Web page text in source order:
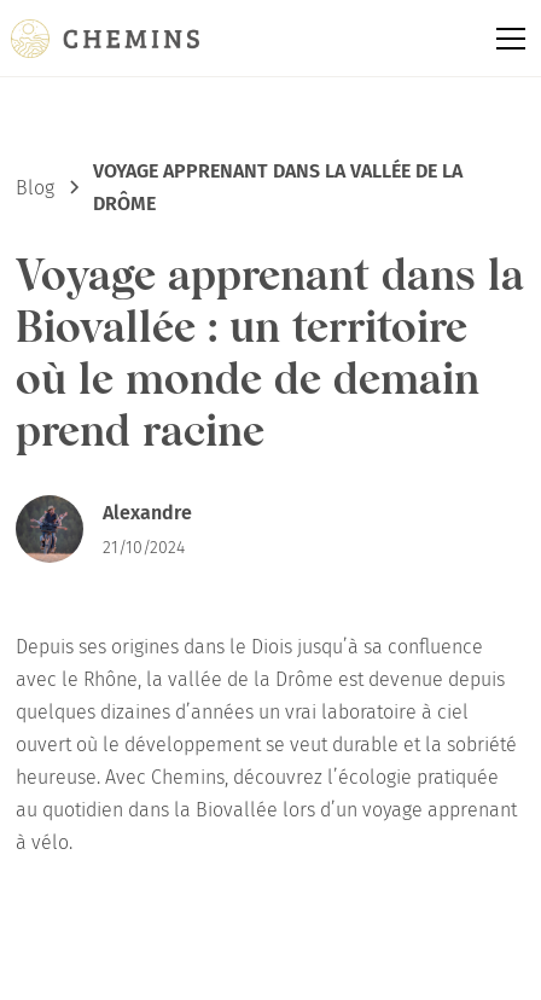
Blog
VOYAGE APPRENANT DANS LA VALLÉE DE LA
DRÔME
Voyage apprenant dans la
Biovallée : un territoire
où le monde de demain
prend racine
Alexandre
21/10/2024
Depuis ses origines dans le Diois jusqu’à sa confluence
avec le Rhône, la vallée de la Drôme est devenue depuis
quelques dizaines d’années un vrai laboratoire à ciel
ouvert où le développement se veut durable et la sobriété
heureuse. Avec Chemins, découvrez l’écologie pratiquée
au quotidien dans la Biovallée lors d’un voyage apprenant
à vélo.